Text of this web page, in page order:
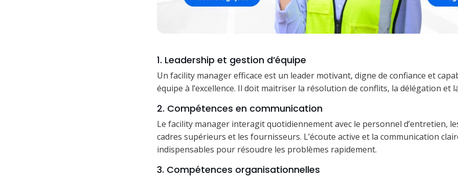
1. Leadership et gestion d’équipe
Un facility manager efficace est un leader motivant, digne de confiance et
équipe à l’excellence. Il doit maitriser la résolution de conflits, la délégation et
2. Compétences en communication
Le facility manager interagit quotidiennement avec le personnel d’entretien,
cadres supérieurs et les fournisseurs. L’écoute active et la communication
indispensables pour résoudre les problèmes rapidement.
3. Compétences organisationnelles